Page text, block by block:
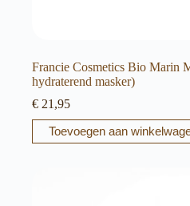
Francie Cosmetics Bio Marin
hydraterend masker)
€ 21,95
Toevoegen aan